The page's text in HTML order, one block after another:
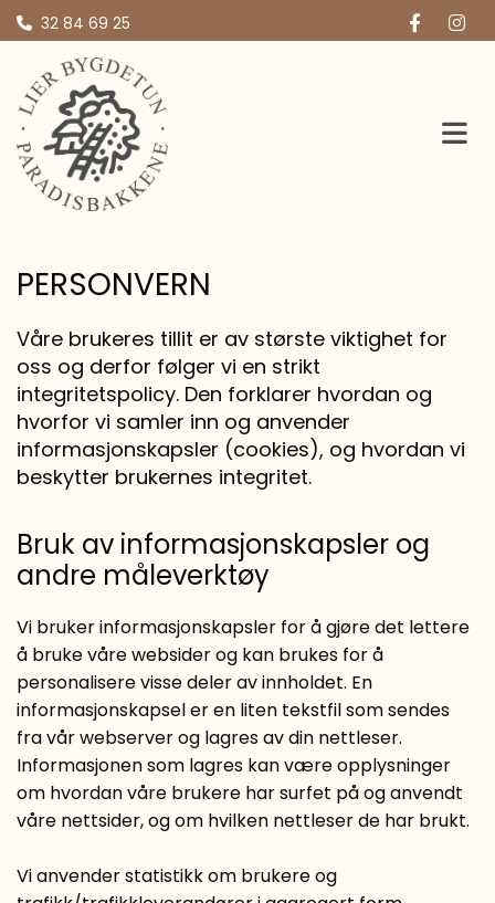
 32 84 69 25
PERSONVERN
Våre brukeres tillit er av største viktighet for
oss og derfor følger vi en strikt
integritetspolicy. Den forklarer hvordan og
hvorfor vi samler inn og anvender
informasjonskapsler (cookies), og hvordan vi
beskytter brukernes integritet.
Bruk av informasjonskapsler og
andre måleverktøy
Vi bruker informasjonskapsler for å gjøre det lettere
å bruke våre websider og kan brukes for å
personalisere visse deler av innholdet. En
informasjonskapsel er en liten tekstfil som sendes
fra vår webserver og lagres av din nettleser.
Informasjonen som lagres kan være opplysninger
om hvordan våre brukere har surfet på og anvendt
våre nettsider, og om hvilken nettleser de har brukt.
Vi anvender statistikk om brukere og